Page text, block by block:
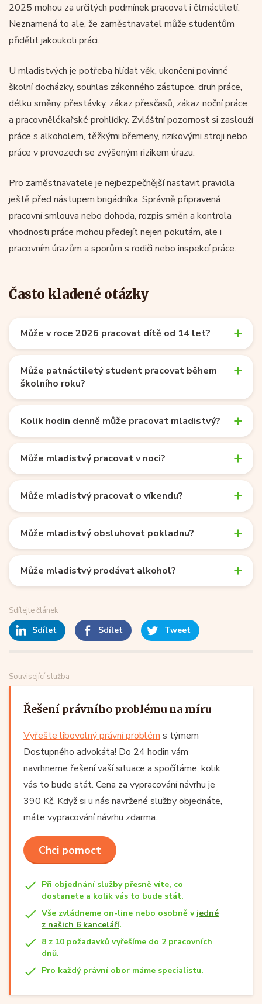
2025 mohou za určitých podmínek pracovat i čtrnáctiletí.
Neznamená to ale, že zaměstnavatel může studentům
přidělit jakoukoli práci.
U mladistvých je potřeba hlídat věk, ukončení povinné
školní docházky, souhlas zákonného zástupce, druh práce,
délku směny, přestávky, zákaz přesčasů, zákaz noční práce
a pracovnělékařské prohlídky. Zvláštní pozornost si zaslouží
práce s alkoholem, těžkými břemeny, rizikovými stroji nebo
práce v provozech se zvýšeným rizikem úrazu.
Pro zaměstnavatele je nejbezpečnější nastavit pravidla
ještě před nástupem brigádníka. Správně připravená
pracovní smlouva nebo dohoda, rozpis směn a kontrola
vhodnosti práce mohou předejít nejen pokutám, ale i
pracovním úrazům a sporům s rodiči nebo inspekcí práce.
Často kladené otázky
Může v roce 2026 pracovat dítě od 14 let?
Může patnáctiletý student pracovat během
školního roku?
Kolik hodin denně může pracovat mladistvý?
Může mladistvý pracovat v noci?
Může mladistvý pracovat o víkendu?
Může mladistvý obsluhovat pokladnu?
Může mladistvý prodávat alkohol?
Sdílejte článek
Sdílet Sdílet Tweet
Související služba
Řešení právního problému na míru
Vyřešte libovolný právní problém s týmem
Dostupného advokáta! Do 24 hodin vám
navrhneme řešení vaší situace a spočítáme, kolik
vás to bude stát. Cena za vypracování návrhu je
390 Kč. Když si u nás navržené služby objednáte,
máte vypracování návrhu zdarma.
Chci pomoct
Při objednání služby přesně víte, co
dostanete a kolik vás to bude stát.
Vše zvládneme on-line nebo osobně v jedné
z našich 6 kanceláří.
8 z 10 požadavků vyřešíme do 2 pracovních
dnů.
Pro každý právní obor máme specialistu.